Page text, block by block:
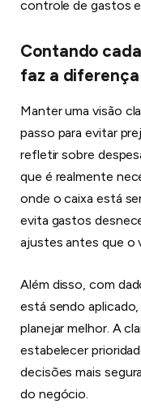
controle de gastos
Contando
faz a diferença
Manter uma visão
passo para evitar
refletir sobre
que é realmente
onde o caixa está
evita gastos
ajustes antes que o
Além disso, com
está sendo
planejar melhor. A
estabelecer
decisões mais
do negócio.